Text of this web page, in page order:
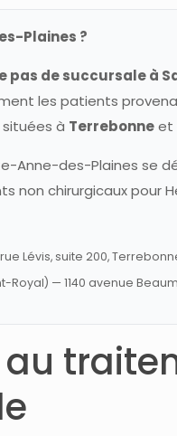
Plaines ?
pas de succursale à
les patients
à Terrebonneet
Anne-des-Plaines se
non chirurgicaux pour
Lévis, suite 200,
Royal) — 1140 avenue